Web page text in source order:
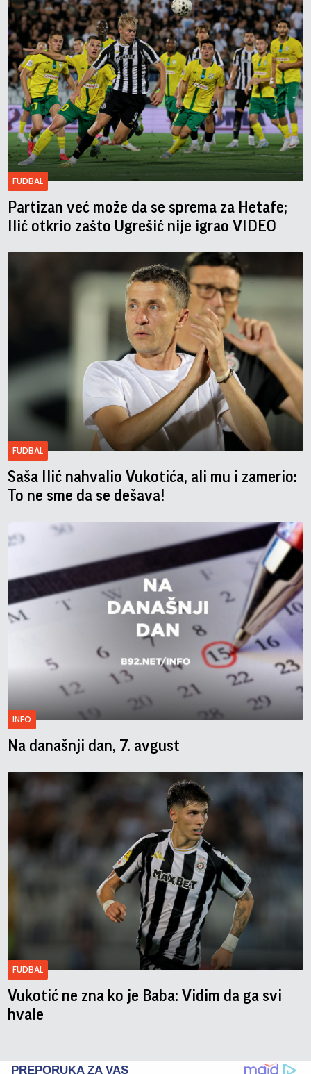
FUDBAL
Partizan već može da se sprema za Hetafe;
Ilić otkrio zašto Ugrešić nije igrao VIDEO
FUDBAL
Saša Ilić nahvalio Vukotića, ali mu i zamerio:
To ne sme da se dešava!
INFO
Na današnji dan, 7. avgust
FUDBAL
Vukotić ne zna ko je Baba: Vidim da ga svi
hvale